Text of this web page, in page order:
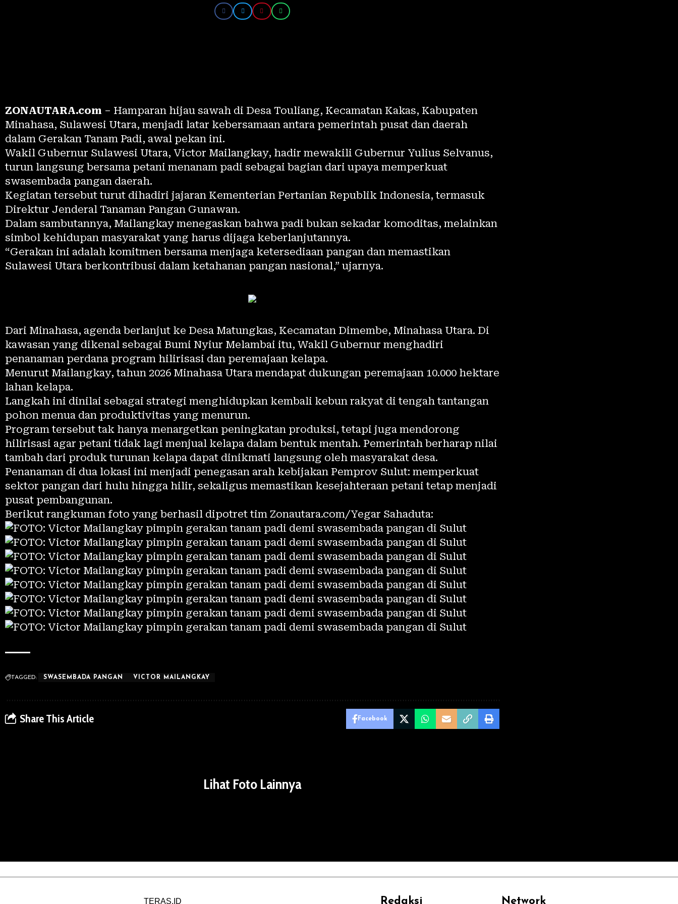
ZONAUTARA.com – Hamparan hijau sawah di Desa Touliang, Kecamatan Kakas, Kabupaten
Minahasa, Sulawesi Utara, menjadi latar kebersamaan antara pemerintah pusat dan daerah
dalam Gerakan Tanam Padi, awal pekan ini.
Wakil Gubernur Sulawesi Utara, Victor Mailangkay, hadir mewakili Gubernur Yulius Selvanus,
turun langsung bersama petani menanam padi sebagai bagian dari upaya memperkuat
swasembada pangan daerah.
Kegiatan tersebut turut dihadiri jajaran Kementerian Pertanian Republik Indonesia, termasuk
Direktur Jenderal Tanaman Pangan Gunawan.
Dalam sambutannya, Mailangkay menegaskan bahwa padi bukan sekadar komoditas, melainkan
simbol kehidupan masyarakat yang harus dijaga keberlanjutannya.
“Gerakan ini adalah komitmen bersama menjaga ketersediaan pangan dan memastikan
Sulawesi Utara berkontribusi dalam ketahanan pangan nasional,” ujarnya.
Dari Minahasa, agenda berlanjut ke Desa Matungkas, Kecamatan Dimembe, Minahasa Utara. Di
kawasan yang dikenal sebagai Bumi Nyiur Melambai itu, Wakil Gubernur menghadiri
penanaman perdana program hilirisasi dan peremajaan kelapa.
Menurut Mailangkay, tahun 2026 Minahasa Utara mendapat dukungan peremajaan 10.000 hektare
lahan kelapa.
Langkah ini dinilai sebagai strategi menghidupkan kembali kebun rakyat di tengah tantangan
pohon menua dan produktivitas yang menurun.
Program tersebut tak hanya menargetkan peningkatan produksi, tetapi juga mendorong
hilirisasi agar petani tidak lagi menjual kelapa dalam bentuk mentah. Pemerintah berharap nilai
tambah dari produk turunan kelapa dapat dinikmati langsung oleh masyarakat desa.
Penanaman di dua lokasi ini menjadi penegasan arah kebijakan Pemprov Sulut: memperkuat
sektor pangan dari hulu hingga hilir, sekaligus memastikan kesejahteraan petani tetap menjadi
pusat pembangunan.
Berikut rangkuman foto yang berhasil dipotret tim Zonautara.com/Yegar Sahaduta:
TAGGED: SWASEMBADA PANGAN VICTOR MAILANGKAY
Share This Article Facebook
Lihat Foto Lainnya
TERAS.ID Redaksi Network